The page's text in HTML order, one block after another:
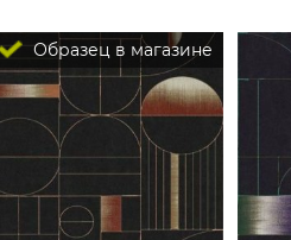
Образец в магазине